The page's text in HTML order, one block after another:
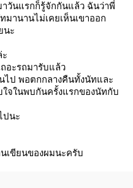
าวันแรกก็รู้จักกันแล้ว ฉันว่าพี่
านานไม่เคยเห็นเขาออก
นะ
อะรถมารับแล้ว
ไป พอตกกลางคืนทั้งนัทและ
จในพบกันครั้งแรกของนัทกับ
ปนะ
เขียนของผมนะครับ